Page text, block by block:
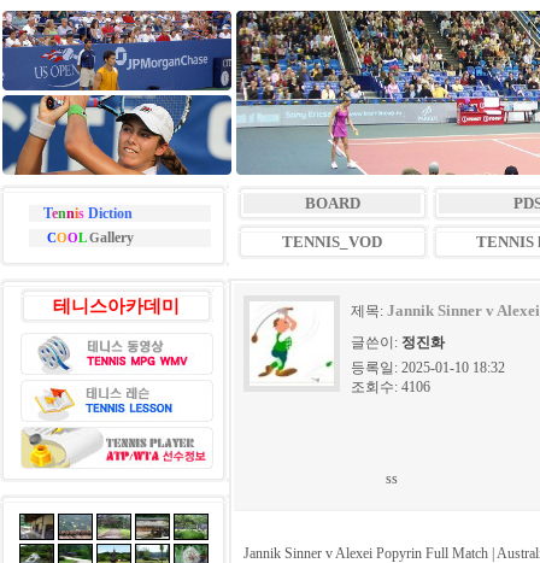
TennisDiction
COOLGallery
BOARD
TENNIS_VOD TENNIS
테니스아카데미 제목: Jannik Sinner v
글쓴이: 정진화
등록일: 2025-01-10 18:32
조회수: 4106
ss
Jannik Sinner v Alexei Popyrin Full Match |